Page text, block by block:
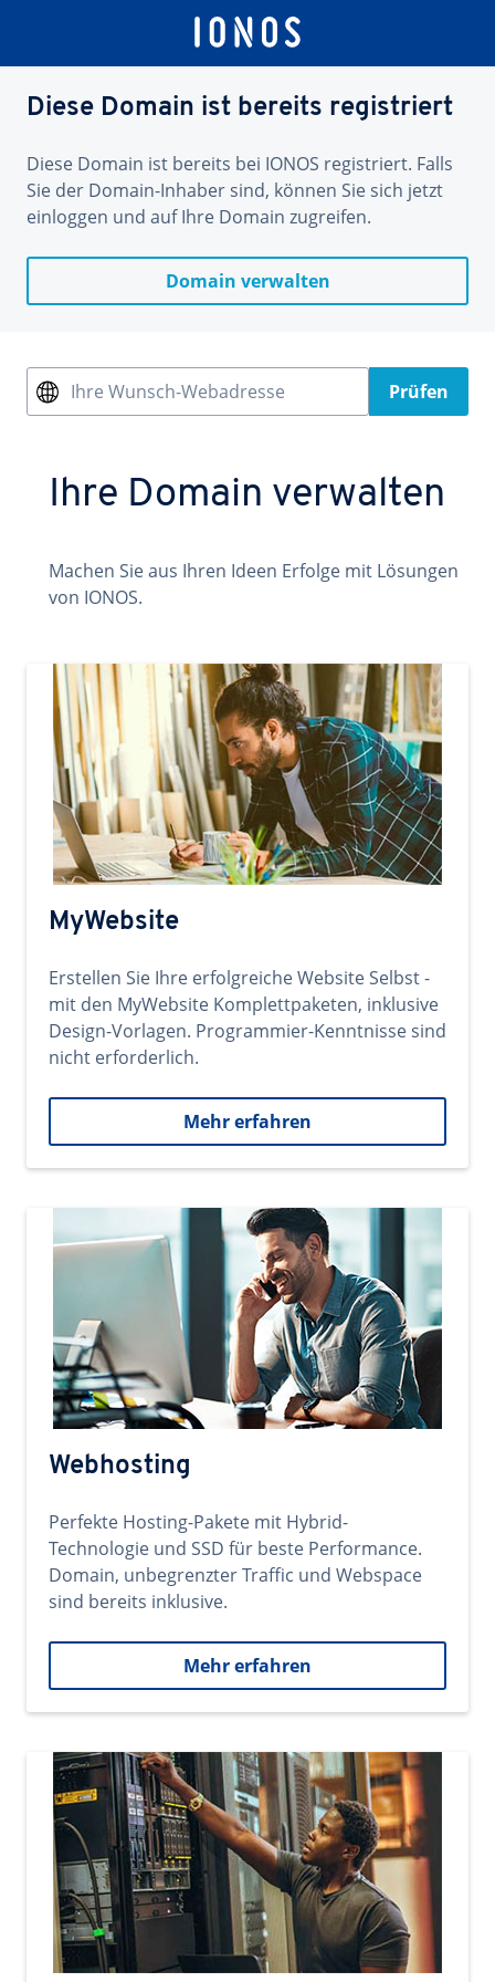
Diese Domain ist bereits registriert
Diese Domain ist bereits bei IONOS registriert. Falls
Sie der Domain-Inhaber sind, können Sie sich jetzt
einloggen und auf Ihre Domain zugreifen.
Domain verwalten
Ihre Wunsch-Webadresse Prüfen
Ihre Domain verwalten
Machen Sie aus Ihren Ideen Erfolge mit Lösungen
von IONOS.
MyWebsite
Erstellen Sie Ihre erfolgreiche Website Selbst -
mit den MyWebsite Komplettpaketen, inklusive
Design-Vorlagen. Programmier-Kenntnisse sind
nicht erforderlich.
Mehr erfahren
Webhosting
Perfekte Hosting-Pakete mit Hybrid-
Technologie und SSD für beste Performance.
Domain, unbegrenzter Traffic und Webspace
sind bereits inklusive.
Mehr erfahren